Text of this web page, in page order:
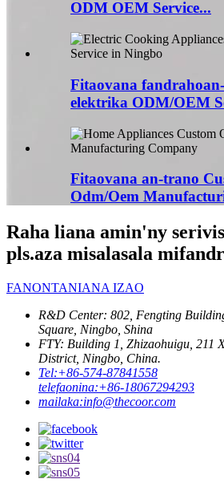
ODM OEM Service...
Fitaovana
elektrika ODM/OEM
Fitaovana an-trano
Odm/Oem
Raha liana amin'ny
pls.aza misalasala
FANONTANIANA IZAO
R&D Center: 802, Fengting
Square, Ningbo, Shina
FTY: Building 1, Zhizaohuigu, 211
District, Ningbo, China.
Tel:+86-574-87841558
telefaonina:+86-18067294293
mailaka:info@thecoor.com